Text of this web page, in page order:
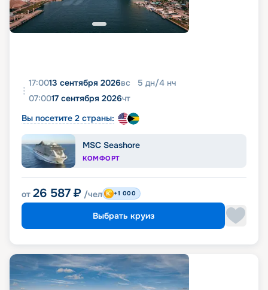
17:0013 сентября 2026вс 5 дн/4 нч
07:0017 сентября 2026чт
Вы посетите 2 страны:
MSC Seashore
КОМФОРТ
от 26 587 ₽ /чел +1 000
Выбрать круиз